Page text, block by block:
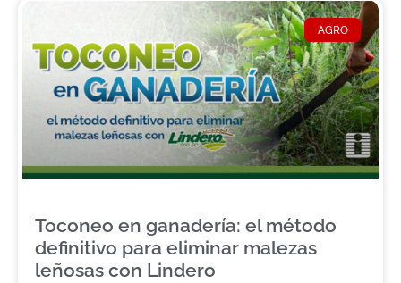
AGRO
Toconeo en ganadería: el método
definitivo para eliminar malezas
leñosas con Lindero